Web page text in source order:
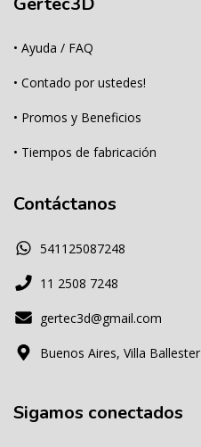
• Ayuda / FAQ
• Contado por ustedes!
• Promos y Beneficios
• Tiempos de fabricación
Contáctanos
541125087248
11 2508 7248
gertec3d@gmail.com
Buenos Aires, Villa Ballester
Sigamos conectados